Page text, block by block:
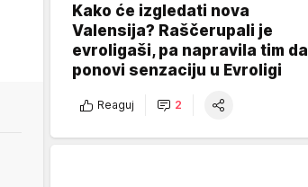
Kako će izgledati nova
Valensija? Raščerupali je
evroligaši, pa napravila tim da
ponovi senzaciju u Evroligi
Reaguj 2